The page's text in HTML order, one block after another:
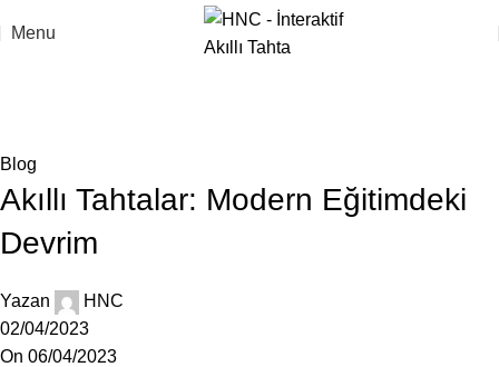
Menu
Blog
Akıllı Tahtalar: Modern Eğitimdeki
Devrim
Yazan
HNC
02/04/2023
On 06/04/2023